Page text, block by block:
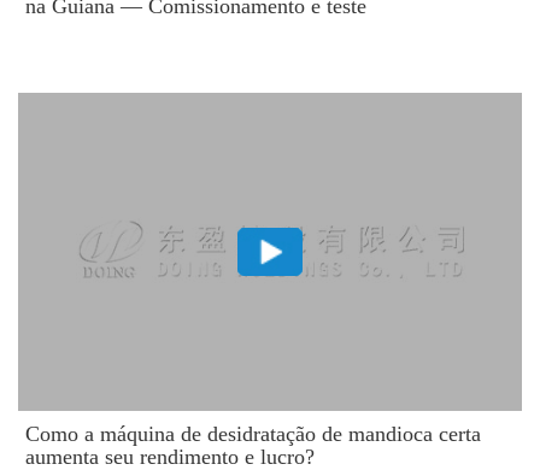
na Guiana — Comissionamento e teste
Como a máquina de desidratação de mandioca certa
aumenta seu rendimento e lucro?